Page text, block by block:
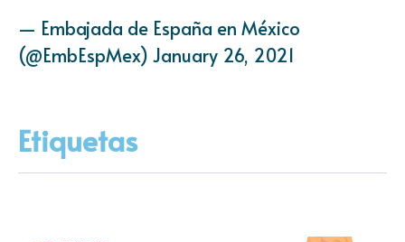
— Embajada de España en México
(@EmbEspMex) January 26, 2021
Etiquetas